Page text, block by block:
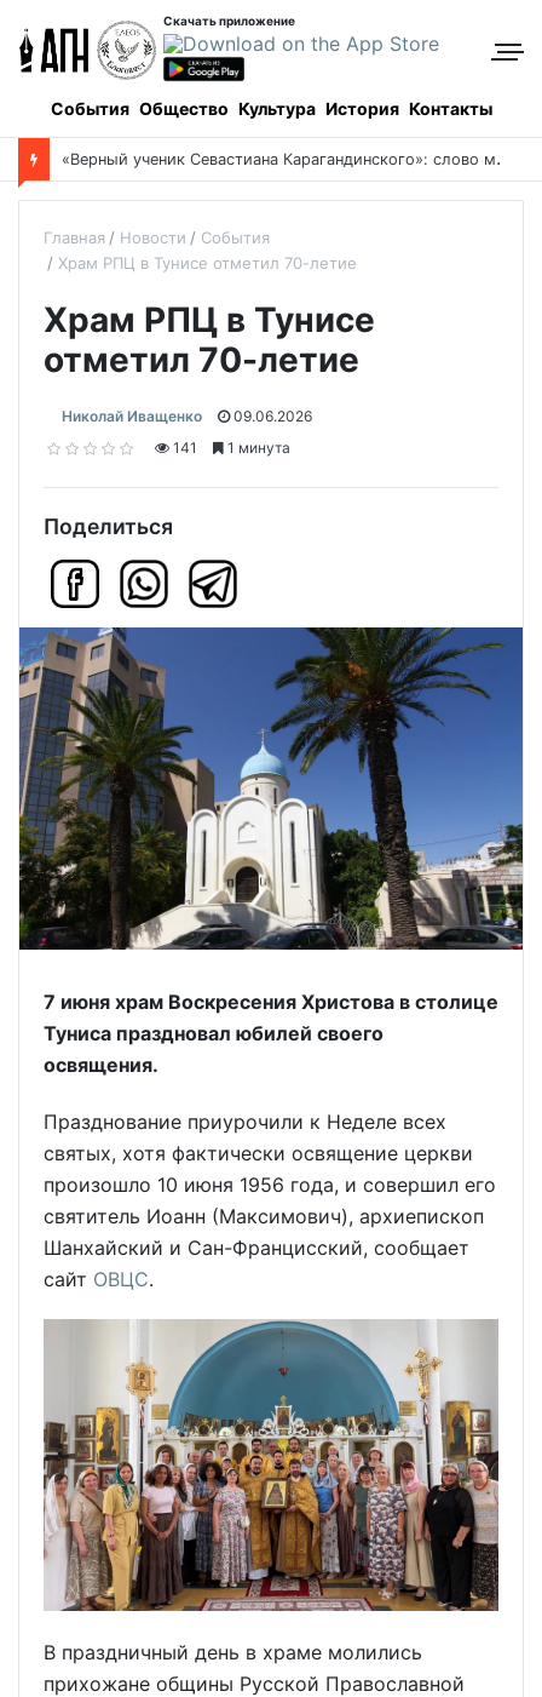
Скачать приложение
События Общество Культура История Контакты
«Верный ученик Севастиана Карагандинского»: слово митрополита Александра о почившем схиархимандрите Пахомии
Главная Новости
События
Храм РПЦ в Тунисе отметил 70-летие
Храм РПЦ в Тунисе
отметил 70-летие
Николай Иващенко
09.06.2026
141
1 минута
Поделиться
7 июня храм Воскресения Христова в столице
Туниса праздновал юбилей своего
освящения.
Празднование приурочили к Неделе всех
святых, хотя фактически освящение церкви
произошло 10 июня 1956 года, и совершил его
святитель Иоанн (Максимович), архиепископ
Шанхайский и Сан-Францисский, сообщает
сайт ОВЦС.
В праздничный день в храме молились
прихожане общины Русской Православной